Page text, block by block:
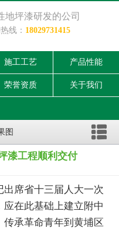
地坪漆研发的公司
线： 18029731415
施工工艺 产品性能
荣誉资质 关于我们
图
漆工程顺利交付
席省十三届人大一次
在此基础上建立附中
承革命青年到黄埔区